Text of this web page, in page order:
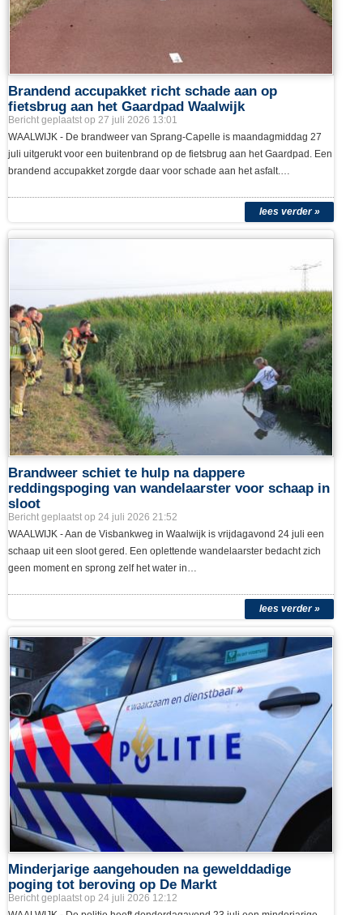
Bericht geplaatst op 27 juli 2026 13:01
WAALWIJK - De brandweer van Sprang-Capelle is maandagmiddag 27
juli uitgerukt voor een buitenbrand op de fietsbrug aan het Gaardpad. Een
brandend accupakket zorgde daar voor schade aan het asfalt.…
lees verder »
Brandweer schiet te hulp na dappere
reddingspoging van wandelaarster voor schaap in
sloot
Bericht geplaatst op 24 juli 2026 21:52
WAALWIJK - Aan de Visbankweg in Waalwijk is vrijdagavond 24 juli een
schaap uit een sloot gered. Een oplettende wandelaarster bedacht zich
geen moment en sprong zelf het water in…
lees verder »